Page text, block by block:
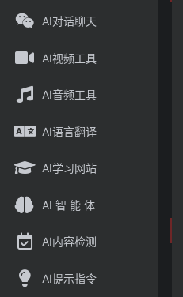
AI对话聊天
AI视频工具
AI音频工具
AI语言翻译
AI学习网站
AI 智 能 体
AI内容检测
AI提示指令